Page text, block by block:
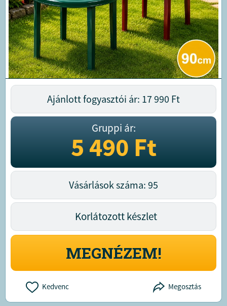
Ajánlott fogyasztói ár: 17 990 Ft
Gruppi ár:
5 490Ft
Vásárlások száma: 95
Korlátozott készlet
MEGNÉZEM!
Kedvenc Megosztás